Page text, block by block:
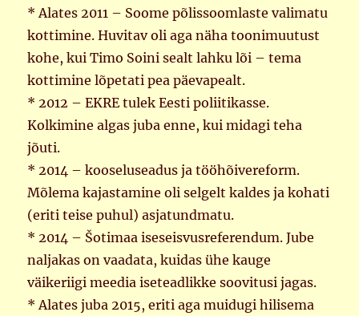
* Alates 2011 – Soome põlissoomlaste valimatu
kottimine. Huvitav oli aga näha toonimuutust
kohe, kui Timo Soini sealt lahku lõi – tema
kottimine lõpetati pea päevapealt.
* 2012 – EKRE tulek Eesti poliitikasse.
Kolkimine algas juba enne, kui midagi teha
jõuti.
* 2014 – kooseluseadus ja tööhõivereform.
Mõlema kajastamine oli selgelt kaldes ja kohati
(eriti teise puhul) asjatundmatu.
* 2014 – Šotimaa iseseisvusreferendum. Jube
naljakas on vaadata, kuidas ühe kauge
väikeriigi meedia iseteadlikke soovitusi jagas.
* Alates juba 2015, eriti aga muidugi hilisema